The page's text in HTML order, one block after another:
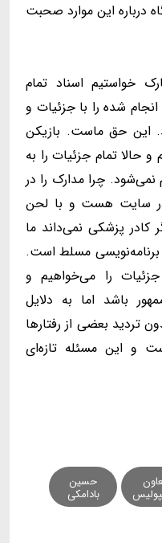
درباره این موارد صحبت
خواستیم اسناد تمام
شده را با جزئیات و
این حق ماست. بازیکن
حالا تمام جزئیات را به
چرا مدارک را در
در سایت هست و با لحن
کادر پزشکی نمی‌داند ما
مسلط است.
را می‌خواهیم و
باشد اما به دلایل
تردید بعضی از رفتارها
و این مسئله تازه‌ای
حسین
بادامکی